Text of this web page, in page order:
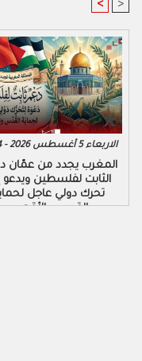
< >
الاربعاء 5 أغسطس 2026 - 18:14
المغرب يجدد من عمّان
الثابت لفلسطين ويدعو
تحرك دولي عاجل
القدس والأقصى